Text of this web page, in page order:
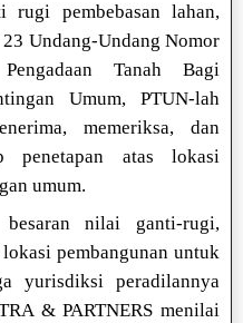
rugi pembebasan lahan,
Undang-Undang Nomor
Tanah Bagi
Umum, PTUN-lah
memeriksa, dan
penetapan atas lokasi
umum.
besaran nilai ganti-rugi,
pembangunan untuk
yurisdiksi peradilannya
& PARTNERS menilai